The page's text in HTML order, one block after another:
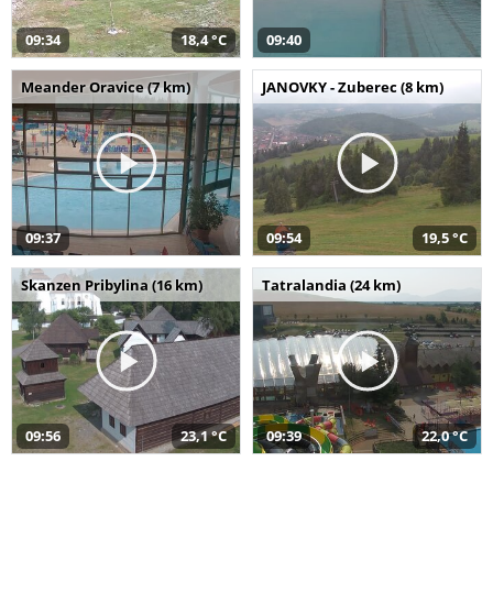
09:34 18,4 °C 09:40
Meander Oravice (7 km)
09:37
JANOVKY - Zuberec (8 km)
09:54 19,5 °C
Skanzen Pribylina (16 km)
09:56 23,1 °C
Tatralandia (24 km)
09:39 22,0 °C